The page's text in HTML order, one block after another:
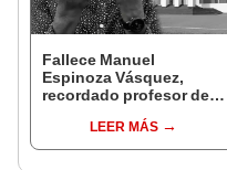
Fallece Manuel
Espinoza Vásquez,
recordado profesor de
por su icónica forma de
enseñar
LEER MÁS